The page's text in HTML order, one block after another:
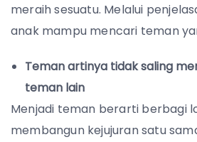
meraih sesuatu. Melalui
anak mampu mencari teman
Teman artinya tidak saling
teman lain
Menjadi teman berarti berbagi
membangun kejujuran satu